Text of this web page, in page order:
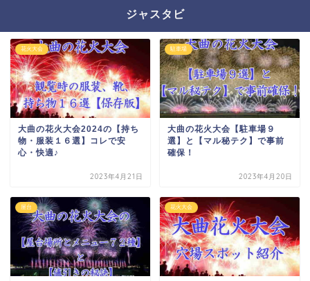
ジャスタビ
花火大会
大曲の花火大会2024の【持ち
物・服装１６選】コレで安
心・快適♪
2023年4月21日
駐車場
大曲の花火大会【駐車場９
選】と【マル秘テク】で事前
確保！
2023年4月20日
屋台 花火大会